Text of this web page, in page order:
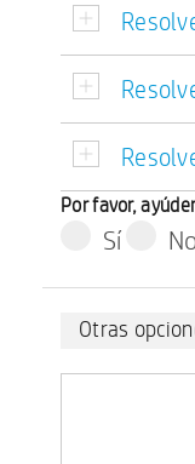
Por favor,
Sí
Otras